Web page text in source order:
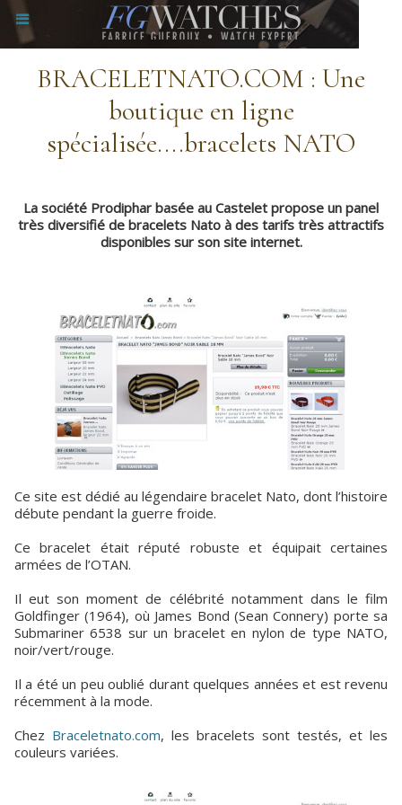
BRACELETNATO.COM : Une
boutique en ligne
spécialisée....bracelets NATO
La société Prodiphar basée au Castelet propose un panel
très diversifié de bracelets Nato à des tarifs très attractifs
disponibles sur son site internet.
Ce site est dédié au légendaire bracelet Nato, dont l’histoire
débute pendant la guerre froide.
Ce bracelet était réputé robuste et équipait certaines
armées de l’OTAN.
Il eut son moment de célébrité notamment dans le film
Goldfinger (1964), où James Bond (Sean Connery) porte sa
Submariner 6538 sur un bracelet en nylon de type NATO,
noir/vert/rouge.
Il a été un peu oublié durant quelques années et est revenu
récemment à la mode.
Chez Braceletnato.com, les bracelets sont testés, et les
couleurs variées.